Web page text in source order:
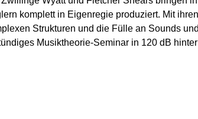
komplett in Eigenregie produziert. Mit ihren
Strukturen und die Fülle an Sounds
Musiktheorie-Seminar in 120 dB hinter